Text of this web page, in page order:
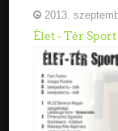
2013.
Élet - Tér